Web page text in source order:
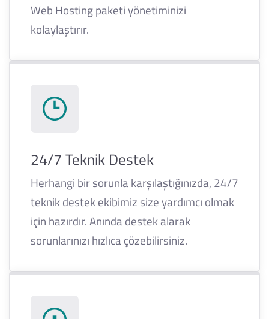
Web Hosting paketi yönetiminizi
kolaylaştırır.
24/7 Teknik Destek
Herhangi bir sorunla karşılaştığınızda, 24/7
teknik destek ekibimiz size yardımcı olmak
için hazırdır. Anında destek alarak
sorunlarınızı hızlıca çözebilirsiniz.